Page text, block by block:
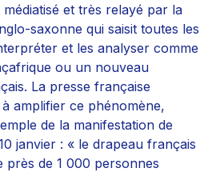
et très relayé par la
saxonne qui saisit toutes les
et les analyser comme
ou un nouveau
La presse française
amplifier ce phénomène,
de la manifestation de
janvier : « le drapeau français
près de 1 000 personnes